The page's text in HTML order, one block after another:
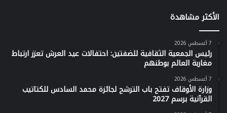
الأكثر مشاهدة
7 أغسطس 2026
رئيس الجمعية الثقافية للضفتين: احتفالات عيد العرش تعزز ارتباط
مغاربة العالم بوطنهم
7 أغسطس 2026
وزارة الأوقاف تفتح باب الترشح لجائزة محمد السادس للكتاتيب
القرآنية برسم 2027